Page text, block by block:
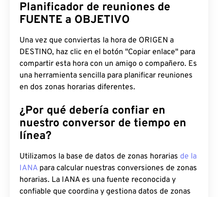
Planificador de reuniones de
FUENTE a OBJETIVO
Una vez que conviertas la hora de ORIGEN a
DESTINO, haz clic en el botón "Copiar enlace" para
compartir esta hora con un amigo o compañero. Es
una herramienta sencilla para planificar reuniones
en dos zonas horarias diferentes.
¿Por qué debería confiar en
nuestro conversor de tiempo en
línea?
Utilizamos la base de datos de zonas horarias de la
IANA para calcular nuestras conversiones de zonas
horarias. La IANA es una fuente reconocida y
confiable que coordina y gestiona datos de zonas